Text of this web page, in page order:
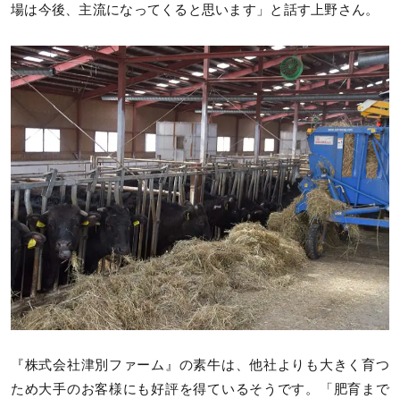
場は今後、主流になってくると思います」と話す上野さん。
『株式会社津別ファーム』の素牛は、他社よりも大きく育つ
ため大手のお客様にも好評を得ているそうです。「肥育まで